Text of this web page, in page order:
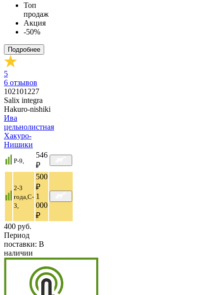
Топ
продаж
Акция
-50%
Подробнее
5
6 отзывов
102101227
Salix integra
Hakuro-nishiki
Ива
цельнолистная
Хакуро-
Нишики
P-9,
546
₽
2-3
года,C-
3,
500
₽
1
000
₽
400 руб.
Период
поставки: В
наличии